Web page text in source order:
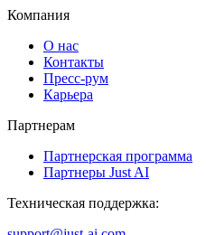
Компания
О нас
Контакты
Пресс-рум
Карьера
Партнерам
Партнерская программа
Партнеры Just AI
Техническая поддержка: